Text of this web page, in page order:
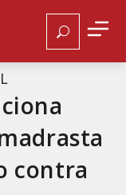
contra